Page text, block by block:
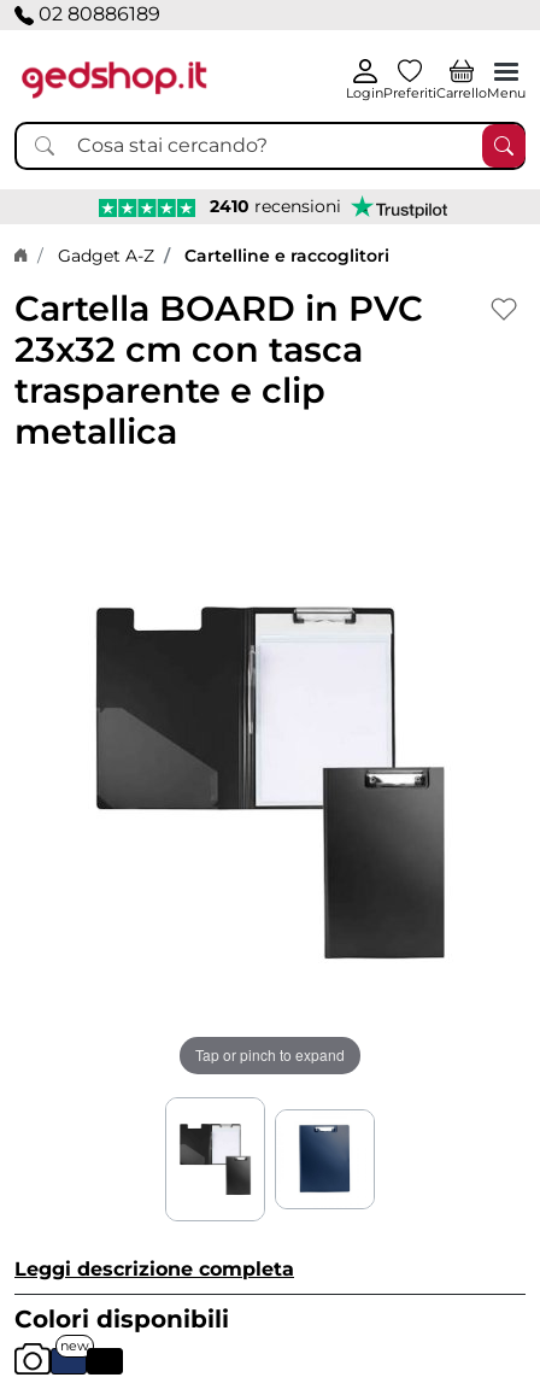
02 80886189
LoginPreferitiCarrelloMenu
2410 recensioni
Home page
Gadget A-Z Cartelline e raccoglitori
Cartella BOARD in PVC
23x32 cm con tasca
trasparente e clip
metallica
Tap or pinch to expand
Leggi descrizione completa
Colori disponibili
new